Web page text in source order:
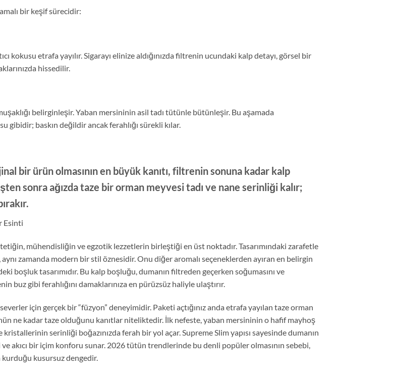
bir keşif sürecidir:
kokusu etrafa yayılır. Sigarayı elinize aldığınızda filtrenin ucundaki kalp detayı, görsel bir
hissedilir.
belirginleşir. Yaban mersininin asil tadı tütünle bütünleşir. Bu aşamada
gibidir; baskın değildir ancak ferahlığı sürekli kılar.
bir ürün olmasının en büyük kanıtı, filtrenin sonuna kadar kalp
sonra ağızda taze bir orman meyvesi tadı ve nane serinliği kalır;
Esinti
mühendisliğin ve egzotik lezzetlerin birleştiği en üst noktadır. Tasarımındaki zarafetle
zamanda modern bir stil öznesidir. Onu diğer aromalı seçeneklerden ayıran en belirgin
boşluk tasarımıdır. Bu kalp boşluğu, dumanın filtreden geçerken soğumasını ve
buz gibi ferahlığını damaklarınıza en pürüzsüz haliyle ulaştırır.
için gerçek bir “füzyon” deneyimidir. Paketi açtığınız anda etrafa yayılan taze orman
ne kadar taze olduğunu kanıtlar niteliktedir. İlk nefeste, yaban mersininin o hafif mayhoş
serinliği boğazınızda ferah bir yol açar. Supreme Slim yapısı sayesinde dumanın
akıcı bir içim konforu sunar. 2026 tütün trendlerinde bu denli popüler olmasının sebebi,
kusursuz dengedir.